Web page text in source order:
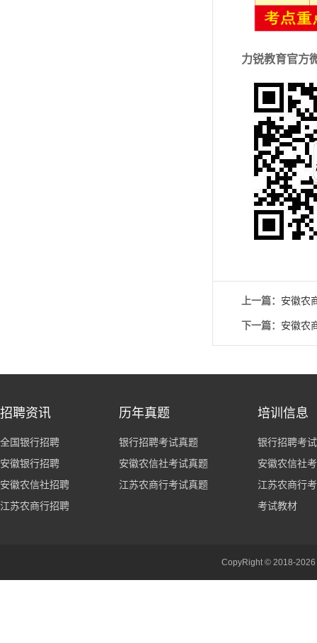
力锐教育官方
上一篇： 安徽农
下一篇： 安徽农
招聘资讯
全国银行招聘
安徽银行招聘
安徽农信社招聘
江苏农商行招聘
历年真题
银行招聘考试真题
安徽农信社考试真题
江苏农商行考试真题
培训信息
银行招聘考
安徽农信社
江苏农商行
考试教材
CopyRight © 2018-